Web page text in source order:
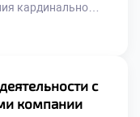
кардинально
выстраивать новые
мышления и
создает
кадры.
с
компании